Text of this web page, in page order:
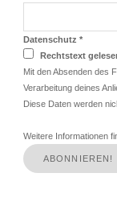
Datenschutz *
Rechtstext
Mit den Absenden des
Verarbeitung deines
Diese Daten werden
Weitere Informationen